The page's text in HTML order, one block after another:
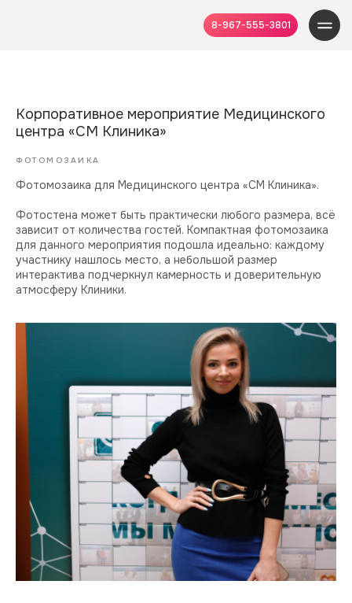
8-967-555-3801
Корпоративное мероприятие Медицинского
центра «СМ Клиника»
ФОТОМОЗАИКА
Фотомозаика для Медицинского центра «СМ Клиника».
Фотостена может быть практически любого размера, всё
зависит от количества гостей. Компактная фотомозаика
для данного мероприятия подошла идеально: каждому
участнику нашлось место, а небольшой размер
интерактива подчеркнул камерность и доверительную
атмосферу Клиники.